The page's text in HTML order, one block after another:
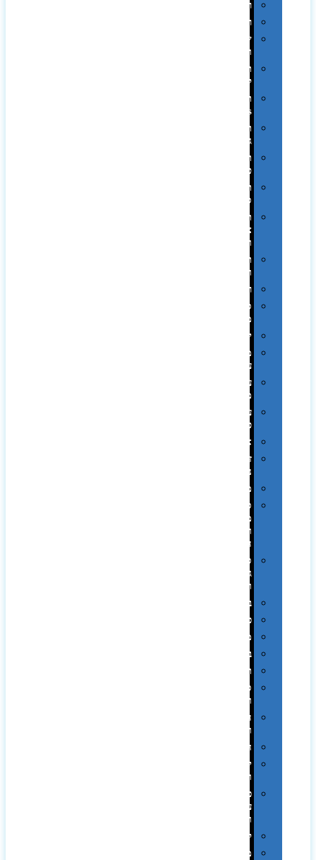
רטרו
רכב
שעונים
ומסגרות
תיקים
לכנסים
תיקי
Swiss
תיקי
תיקי
טיולים
תיקי
ספורט
תיקי
ומכתביות
תערוכות
וכנסים
רמקולים
סוכריות
ממותגות
יודאיקה
מארזי
עטים
עטי
מתכת
עטי
פלסטיק
אוזניות
זכרונות
ניידים
מפצלים
סביבת
מחשב
וציוד
היקפי
סוללות
גיבוי
ומטענים
ביגוד
כובעים
מגבות
בקבוקים
תרמי
ספלים
וכוסות
הוקרה
ואומנות
חגים
יין
ומארזים
כלי
עבודה
ופנסים
למטבח
מוצרי